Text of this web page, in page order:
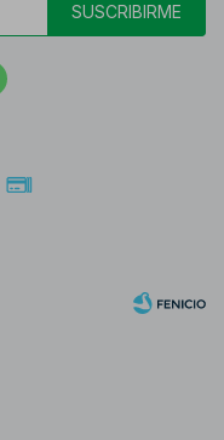
SUSCRIBIRME